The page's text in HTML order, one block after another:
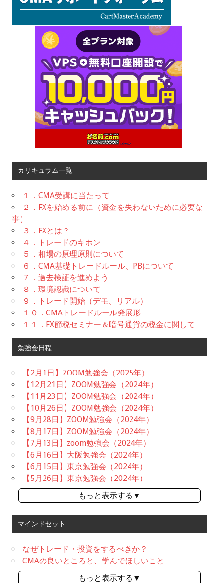
カリキュラム一覧
１．CMA受講に当たって
２．FXを始める前に（資金を失わないために必要な
事）
３．FXとは？
４．トレードのキホン
５．相場の原理原則について
６．CMA基礎トレードルール、PBについて
７．過去検証を進めよう
８．環境認識について
９．トレード開始（デモ、リアル）
１０．CMAトレードルール発展形
１１．FX節税セミナー＆暗号通貨の税金に関して
勉強会日程
【2月1日】ZOOM勉強会（2025年）
【12月21日】ZOOM勉強会（2024年）
【11月23日】ZOOM勉強会（2024年）
【10月26日】ZOOM勉強会（2024年）
【9月28日】ZOOM勉強会（2024年）
【8月17日】ZOOM勉強会（2024年）
【7月13日】zoom勉強会（2024年）
【6月16日】大阪勉強会（2024年）
【6月15日】東京勉強会（2024年）
【5月26日】東京勉強会（2024年）
もっと表示する▼
マインドセット
なぜトレード・投資をするべきか？
CMAの良いところと、学んでほしいこと
もっと表示する▼